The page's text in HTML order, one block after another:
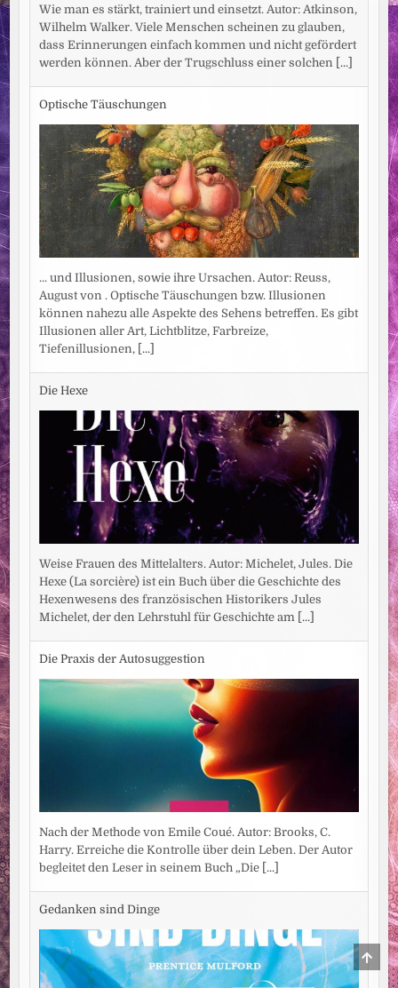
Wie man es stärkt, trainiert und einsetzt. Autor: Atkinson,
Wilhelm Walker. Viele Menschen scheinen zu glauben,
dass Erinnerungen einfach kommen und nicht gefördert
werden können. Aber der Trugschluss einer solchen
[...]
Optische Täuschungen
... und Illusionen, sowie ihre Ursachen. Autor: Reuss,
August von . Optische Täuschungen bzw. Illusionen
können nahezu alle Aspekte des Sehens betreffen. Es gibt
Illusionen aller Art, Lichtblitze, Farbreize,
Tiefenillusionen,
[...]
Die Hexe
Weise Frauen des Mittelalters. Autor: Michelet, Jules. Die
Hexe (La sorcière) ist ein Buch über die Geschichte des
Hexenwesens des französischen Historikers Jules
Michelet, der den Lehrstuhl für Geschichte am
[...]
Die Praxis der Autosuggestion
Nach der Methode von Emile Coué. Autor: Brooks, C.
Harry. Erreiche die Kontrolle über dein Leben. Der Autor
begleitet den Leser in seinem Buch „Die [...]
Gedanken sind Dinge
TO
TOP